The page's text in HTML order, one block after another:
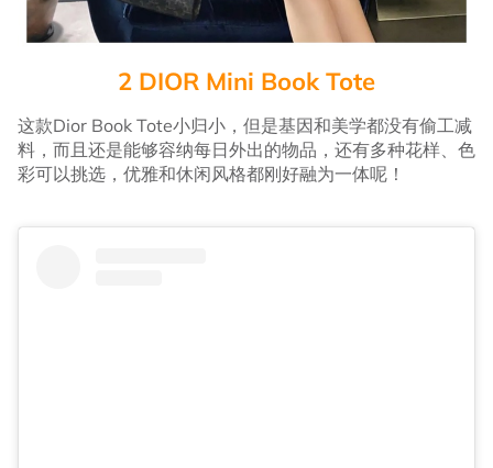
2 DIOR Mini Book Tote
这款Dior Book Tote小归小，但是基因和美学都没有偷工减
料，而且还是能够容纳每日外出的物品，还有多种花样、色
彩可以挑选，优雅和休闲风格都刚好融为一体呢！